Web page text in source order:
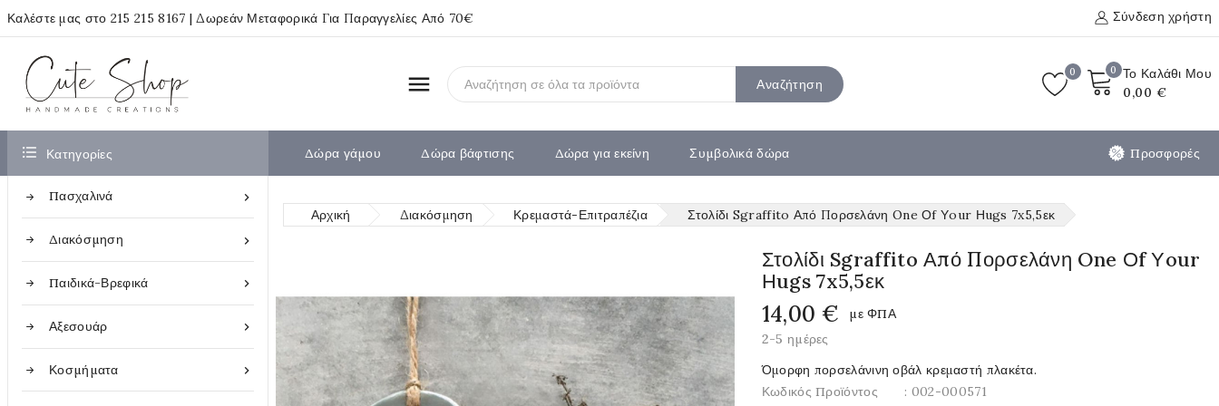
Καλέστε μας στο 215 215 8167 | Δωρεάν Μεταφορικά Για Παραγγελίες Από 70€ Σύνδεση χρήστη

0 Το Καλάθι Μου
0,00 €
Αναζήτηση
0
 Κατηγορίες

Πασχαλινά

Διακόσμηση

Παιδικά-Βρεφικά

Αξεσουάρ

Κοσμήματα
Δώρα γάμου Δώρα βάφτισης Δώρα για εκείνη Συμβολικά δώρα Προσφορές
Αρχική Διακόσμηση Κρεμαστά-Επιτραπέζια Στολίδι Sgraffito Από Πορσελάνη One Οf Υour Ηugs 7x5,5εκ
Στολίδι Sgraffito Από Πορσελάνη One Οf Υour
Ηugs 7x5,5εκ
14,00 €
με ΦΠΑ
2-5 ημέρες
Όμορφη πορσελάνινη οβάλ κρεμαστή πλακέτα.
Κωδικός Προϊόντος
: 002-000571